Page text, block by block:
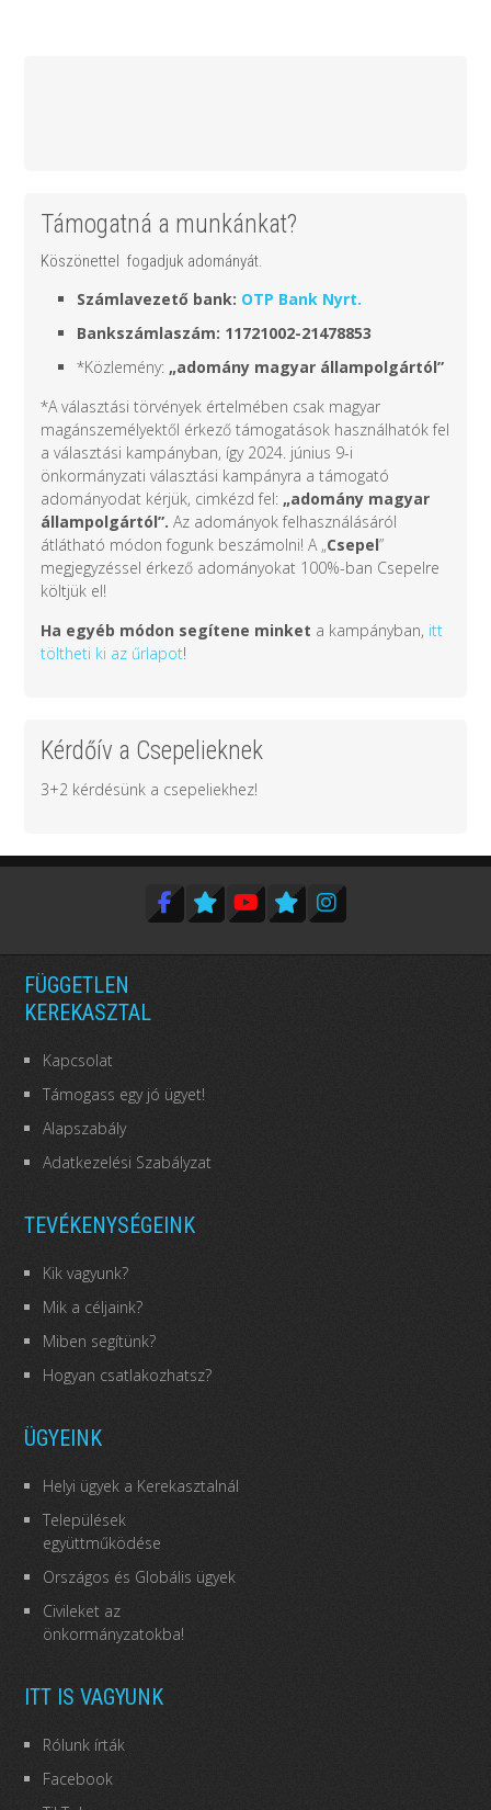
Támogatná a munkánkat?
Köszönettel fogadjuk adományát.
Számlavezető bank: OTP Bank Nyrt.
Bankszámlaszám: 11721002-21478853
*Közlemény: „adomány magyar állampolgártól”
*A választási törvények értelmében csak magyar
magánszemélyektől érkező támogatások használhatók fel
a választási kampányban, így 2024. június 9-i
önkormányzati választási kampányra a támogató
adományodat kérjük, cimkézd fel: „adomány magyar
állampolgártól”.Az adományok felhasználásáról
átlátható módon fogunk beszámolni! A „Csepel”
megjegyzéssel érkező adományokat 100%-ban Csepelre
költjük el!
Ha egyéb módon segítene minket a kampányban, itt
töltheti ki az űrlapot!
Kérdőív a Csepelieknek
3+2 kérdésünk a csepeliekhez!
FÜGGETLEN
KEREKASZTAL
Kapcsolat
Támogass egy jó ügyet!
Alapszabály
Adatkezelési Szabályzat
TEVÉKENYSÉGEINK
Kik vagyunk?
Mik a céljaink?
Miben segítünk?
Hogyan csatlakozhatsz?
ÜGYEINK
Helyi ügyek a Kerekasztalnál
Települések
együttműködése
Országos és Globális ügyek
Civileket az
önkormányzatokba!
ITT IS VAGYUNK
Rólunk írták
Facebook